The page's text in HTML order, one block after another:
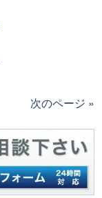
次のページ »